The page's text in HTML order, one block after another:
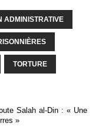
ADMINISTRATIVE
TORTURE
Salah al-Din : « Une
»